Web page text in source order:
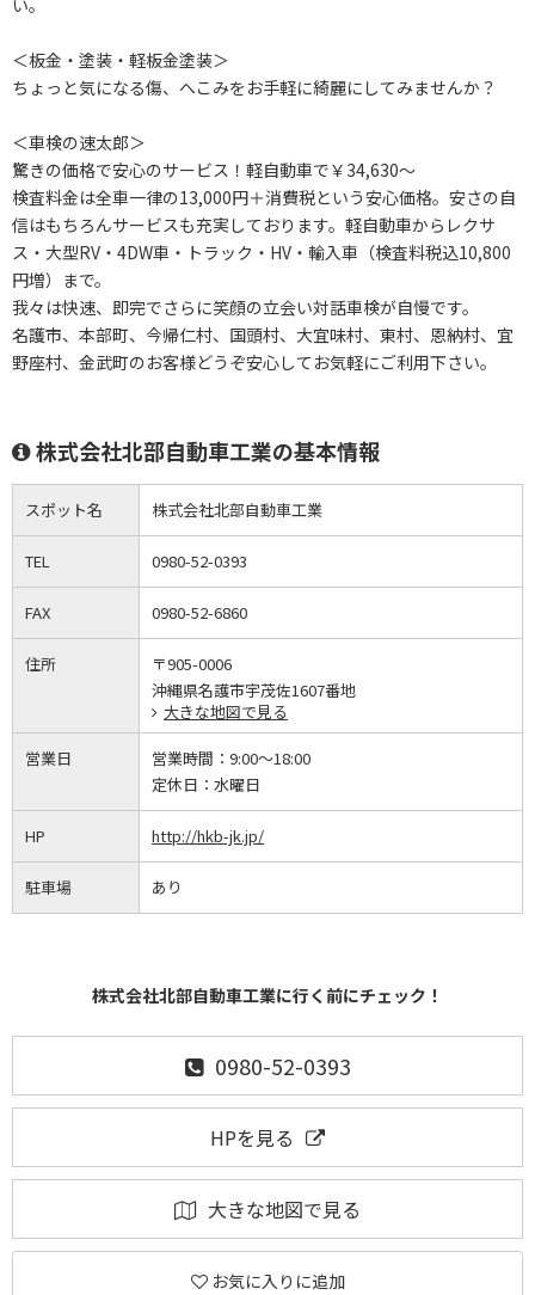
い。
＜板金・塗装・軽板金塗装＞
ちょっと気になる傷、へこみをお手軽に綺麗にしてみませんか？
＜車検の速太郎＞
驚きの価格で安心のサービス！軽自動車で￥34,630～
検査料金は全車一律の13,000円＋消費税という安心価格。安さの自
信はもちろんサービスも充実しております。軽自動車からレクサ
ス・大型RV・4DW車・トラック・HV・輸入車（検査料税込10,800
円増）まで。
我々は快速、即完でさらに笑顔の立会い対話車検が自慢です。
名護市、本部町、今帰仁村、国頭村、大宜味村、東村、恩納村、宜
野座村、金武町のお客様どうぞ安心してお気軽にご利用下さい。
株式会社北部自動車工業の基本情報
スポット名 株式会社北部自動車工業
TEL 0980-52-0393
FAX 0980-52-6860
住所
〒905-0006
沖縄県名護市宇茂佐1607番地
大きな地図で見る
営業日 営業時間： 9:00～18:00
定休日： 水曜日
HP http://hkb-jk.jp/
駐車場 あり
株式会社北部自動車工業に行く前にチェック！
0980-52-0393
HPを見る
大きな地図で見る
お気に入りに追加